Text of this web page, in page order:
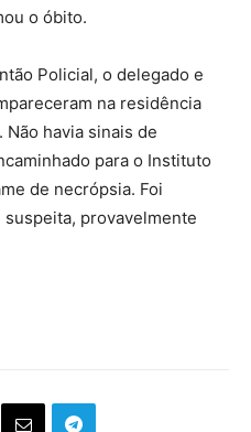
o óbito.
Policial, o delegado e
na residência
havia sinais de
para o Instituto
de necrópsia. Foi
provavelmente